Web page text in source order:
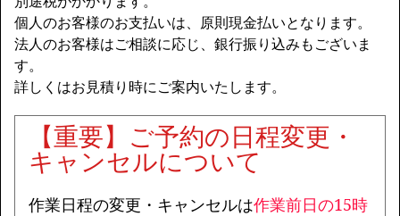
個人のお客様のお支払いは、原則現金払いとなります。
法人のお客様はご相談に応じ、銀行振り込みもございま
す。
詳しくはお見積り時にご案内いたします。
【重要】ご予約の日程変更・
キャンセルについて
作業日程の変更・キャンセルは作業前日の15時